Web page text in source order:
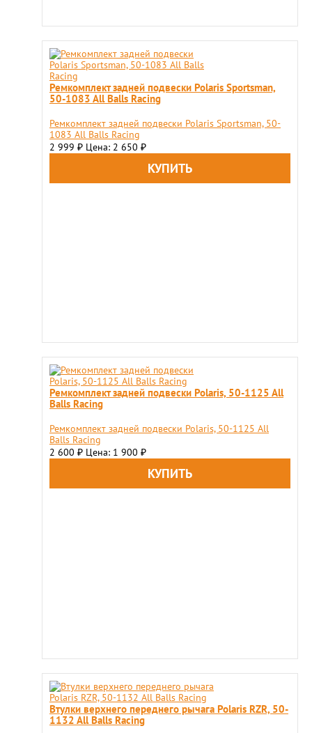
Ремкомплект задней подвески Polaris Sportsman,
50-1083 All Balls Racing
Ремкомплект задней подвески Polaris Sportsman, 50-
1083 All Balls Racing
2 999 ₽ Цена: 2 650 ₽
Ремкомплект задней подвески Polaris, 50-1125 All
Balls Racing
Ремкомплект задней подвески Polaris, 50-1125 All
Balls Racing
2 600 ₽ Цена: 1 900 ₽
Втулки верхнего переднего рычага Polaris RZR, 50-
1132 All Balls Racing